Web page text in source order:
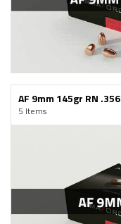
AF 9mm 145gr RN .356
5 Items